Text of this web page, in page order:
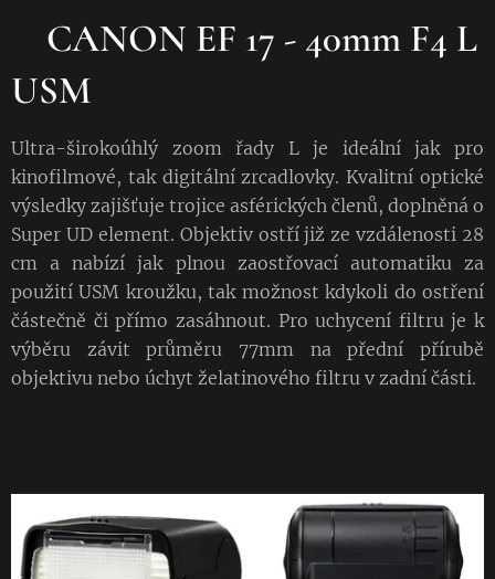
CANON EF 17 - 40mm F4 L
USM
Ultra-širokoúhlý zoom řady L je ideální jak pro
kinofilmové, tak digitální zrcadlovky. Kvalitní optické
výsledky zajišťuje trojice asférických členů, doplněná o
Super UD element. Objektiv ostří již ze vzdálenosti 28
cm a nabízí jak plnou zaostřovací automatiku za
použití USM kroužku, tak možnost kdykoli do ostření
částečně či přímo zasáhnout. Pro uchycení filtru je k
výběru závit průměru 77mm na přední přírubě
objektivu nebo úchyt želatinového filtru v zadní části.